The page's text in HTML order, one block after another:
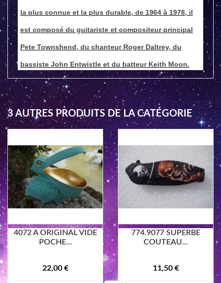
la plus connue et la plus durable, de 1964 à 1978, il
est composé du guitariste et compositeur principal
Pete Townshend, du chanteur Roger Daltrey, du
bassiste John Entwistle et du batteur Keith Moon.
3 AUTRES PRODUITS DE LA CATÉGORIE
4072 A ORIGINAL VIDE
POCHE...
22,00 €
774.9077 SUPERBE
COUTEAU...
11,50 €